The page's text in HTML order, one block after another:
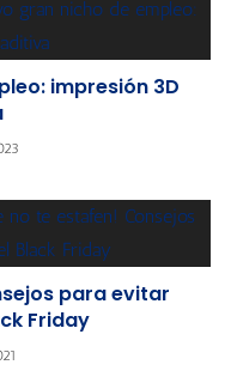
impresión 3D
para evitar
Friday